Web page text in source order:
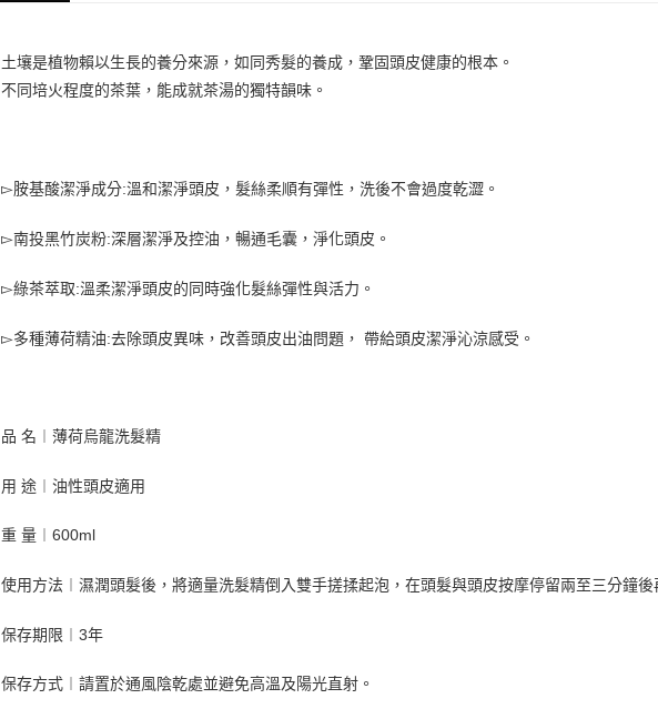
土壤是植物賴以生長的養分來源，如同秀髮的養成，鞏固頭皮健康的根本。
不同培火程度的茶葉，能成就茶湯的獨特韻味。
▻胺基酸潔淨成分:溫和潔淨頭皮，髮絲柔順有彈性，洗後不會過度乾澀。
▻南投黑竹炭粉:深層潔淨及控油，暢通毛囊，淨化頭皮。
▻綠茶萃取:溫柔潔淨頭皮的同時強化髮絲彈性與活力。
▻多種薄荷精油:去除頭皮異味，改善頭皮出油問題， 帶給頭皮潔淨沁涼感受。
品 名︱薄荷烏龍洗髮精
用 途︱油性頭皮適用
重 量︱600ml
使用方法︱濕潤頭髮後，將適量洗髮精倒入雙手搓揉起泡，在頭髮與頭皮按摩停留兩至三分鐘後
保存期限︱3年
保存方式︱請置於通風陰乾處並避免高溫及陽光直射。